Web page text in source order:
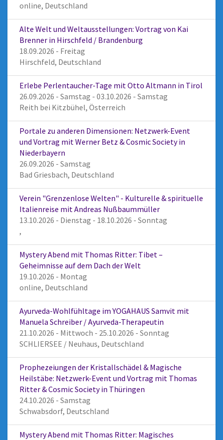
online, Deutschland
Alte Welt und Weltausstellungen: Vortrag von Kai
Brenner in Hirschfeld / Brandenburg
18.09.2026 - Freitag
Hirschfeld, Deutschland
Erlebe Perlentaucher-Tage mit Otto Altmann in Tirol
26.09.2026 - Samstag - 03.10.2026 - Samstag
Reith bei Kitzbühel, Österreich
Portale zu anderen Dimensionen: Netzwerk-Event
und Vortrag mit Werner Betz & Cosmic Society in
Niederbayern
26.09.2026 - Samstag
Bad Griesbach, Deutschland
Verein "Grenzenlose Welten" - Kulturelle & spirituelle
Italienreise mit Andreas Nußbaummüller
13.10.2026 - Dienstag - 18.10.2026 - Sonntag
,
Mystery Abend mit Thomas Ritter: Tibet –
Geheimnisse auf dem Dach der Welt
19.10.2026 - Montag
online, Deutschland
Ayurveda-Wohlfühltage im YOGAHAUS Samvit mit
Manuela Schreiber / Ayurveda-Therapeutin
21.10.2026 - Mittwoch - 25.10.2026 - Sonntag
SCHLIERSEE / Neuhaus, Deutschland
Prophezeiungen der Kristallschädel & Magische
Heilstäbe: Netzwerk-Event und Vortrag mit Thomas
Ritter & Cosmic Society in Thüringen
24.10.2026 - Samstag
Schwabsdorf, Deutschland
Mystery Abend mit Thomas Ritter: Magisches